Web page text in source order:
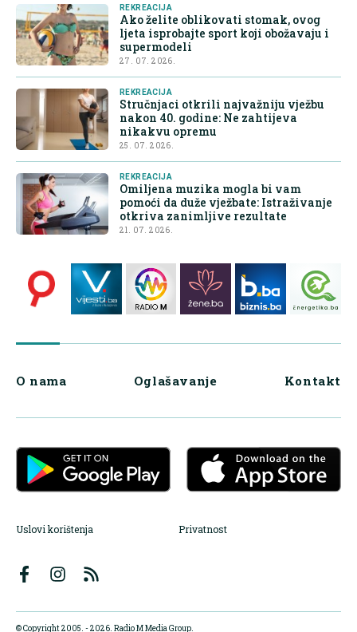
REKREACIJA
Ako želite oblikovati stomak, ovog
ljeta isprobajte sport koji obožavaju i
supermodeli
27. 07. 2026.
REKREACIJA
Stručnjaci otkrili najvažniju vježbu
nakon 40. godine: Ne zahtijeva
nikakvu opremu
25. 07. 2026.
REKREACIJA
Omiljena muzika mogla bi vam
pomoći da duže vježbate: Istraživanje
otkriva zanimljive rezultate
21. 07. 2026.
O nama Oglašavanje Kontakt
Uslovi korištenja Privatnost
© Copyright 2005. - 2026. Radio M Media Group.